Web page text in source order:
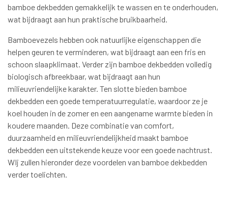
bamboe dekbedden gemakkelijk te wassen en te onderhouden,
wat bijdraagt aan hun praktische bruikbaarheid.
Bamboevezels hebben ook natuurlijke eigenschappen die
helpen geuren te verminderen, wat bijdraagt aan een fris en
schoon slaapklimaat. Verder zijn bamboe dekbedden volledig
biologisch afbreekbaar, wat bijdraagt aan hun
milieuvriendelijke karakter. Ten slotte bieden bamboe
dekbedden een goede temperatuurregulatie, waardoor ze je
koel houden in de zomer en een aangename warmte bieden in
koudere maanden. Deze combinatie van comfort,
duurzaamheid en milieuvriendelijkheid maakt bamboe
dekbedden een uitstekende keuze voor een goede nachtrust.
WIj zullen hieronder deze voordelen van bamboe dekbedden
verder toelichten.